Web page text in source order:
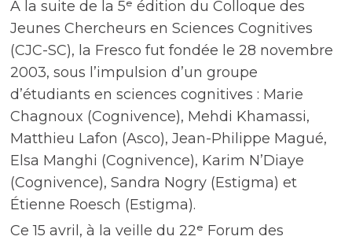
À la suite de la 5ᵉ édition du Colloque des
Jeunes Chercheurs en Sciences Cognitives
(CJC-SC), la Fresco fut fondée le 28 novembre
2003, sous l’impulsion d’un groupe
d’étudiants en sciences cognitives : Marie
Chagnoux (Cognivence), Mehdi Khamassi,
Matthieu Lafon (Asco), Jean-Philippe Magué,
Elsa Manghi (Cognivence), Karim N’Diaye
(Cognivence), Sandra Nogry (Estigma) et
Étienne Roesch (Estigma).
Ce 15 avril, à la veille du 22ᵉ Forum des